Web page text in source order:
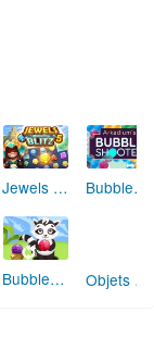
Jewels Blitz 5 Bubble Shooter Arkadium